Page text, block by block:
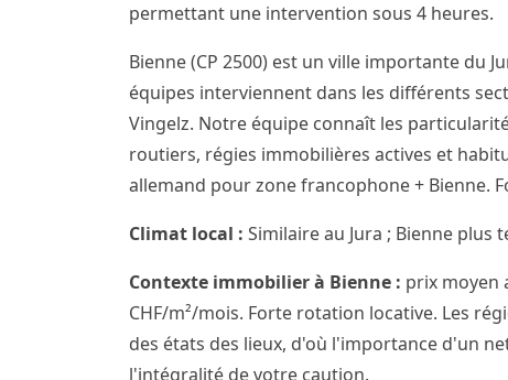
permettant une intervention sous 4 heures.
Bienne (CP 2500) est un ville importante du
équipes interviennent dans les différents
Vingelz. Notre équipe connaît les
routiers, régies immobilières actives et
allemand pour zone francophone + Bienne.
Climat local : Similaire au Jura ; Bienne
Contexte immobilier à Bienne : prix moyen
CHF/m²/mois. Forte rotation locative. Les
des états des lieux, d'où l'importance d'un
l'intégralité de votre caution.